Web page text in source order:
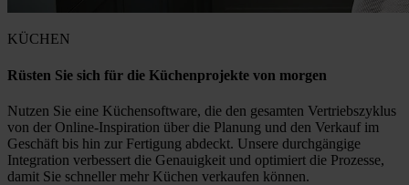
KÜCHEN
Rüsten Sie sich für die Küchenprojekte von morgen
Nutzen Sie eine Küchensoftware, die den gesamten Vertriebszyklus
von der Online-Inspiration über die Planung und den Verkauf im
Geschäft bis hin zur Fertigung abdeckt. Unsere durchgängige
Integration verbessert die Genauigkeit und optimiert die Prozesse,
damit Sie schneller mehr Küchen verkaufen können.